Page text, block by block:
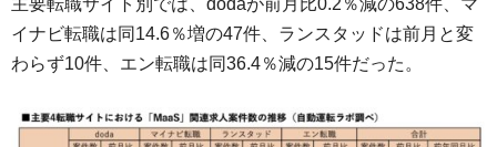
イナビ転職は同14.6％増の47件、ランスタッドは前月と変
わらず10件、エン転職は同36.4％減の15件だった。